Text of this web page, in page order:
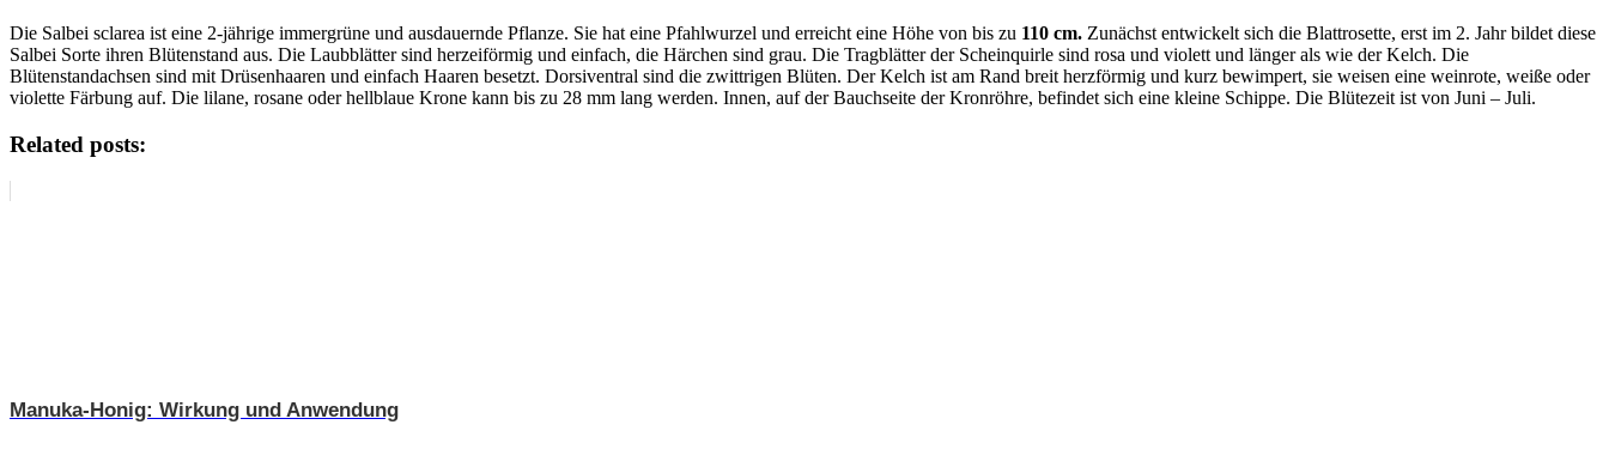
Die Salbei sclarea ist eine 2-jährige immergrüne und ausdauernde Pflanze. Sie hat eine Pfahlwurzel und erreicht eine Höhe von bis zu 110 cm. Zunächst entwickelt sich die Blattrosette, erst im 2. Jahr bildet diese
Salbei Sorte ihren Blütenstand aus. Die Laubblätter sind herzeiförmig und einfach, die Härchen sind grau. Die Tragblätter der Scheinquirle sind rosa und violett und länger als wie der Kelch. Die
Blütenstandachsen sind mit Drüsenhaaren und einfach Haaren besetzt. Dorsiventral sind die zwittrigen Blüten. Der Kelch ist am Rand breit herzförmig und kurz bewimpert, sie weisen eine weinrote, weiße oder
violette Färbung auf. Die lilane, rosane oder hellblaue Krone kann bis zu 28 mm lang werden. Innen, auf der Bauchseite der Kronröhre, befindet sich eine kleine Schippe. Die Blütezeit ist von Juni – Juli.
Related posts:
Manuka-Honig: Wirkung und Anwendung